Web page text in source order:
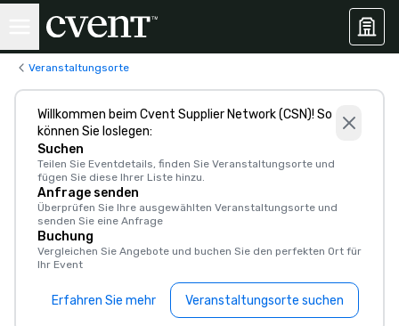
Veranstaltungsorte
Willkommen beim Cvent Supplier Network (CSN)! So
können Sie loslegen:
Suchen
Teilen Sie Eventdetails, finden Sie Veranstaltungsorte und
fügen Sie diese Ihrer Liste hinzu.
Anfrage senden
Überprüfen Sie Ihre ausgewählten Veranstaltungsorte und
senden Sie eine Anfrage
Buchung
Vergleichen Sie Angebote und buchen Sie den perfekten Ort für
Ihr Event
Erfahren Sie mehr Veranstaltungsorte suchen